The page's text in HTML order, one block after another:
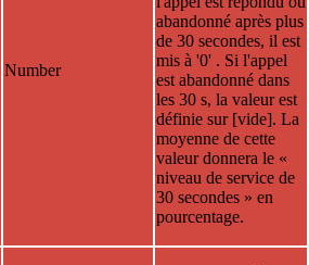
Number
abandonné après plus
de 30 secondes, il est
mis à '0' . Si l'appel
est abandonné dans
les 30 s, la valeur est
définie sur [vide]. La
moyenne de cette
valeur donnera le «
niveau de service de
30 secondes » en
pourcentage.